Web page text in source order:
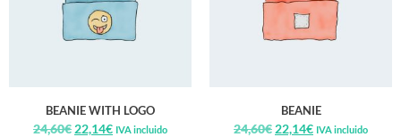
BEANIE WITH LOGO
24,60€ 22,14€ IVA incluido
BEANIE
24,60€ 22,14€ IVA incluido